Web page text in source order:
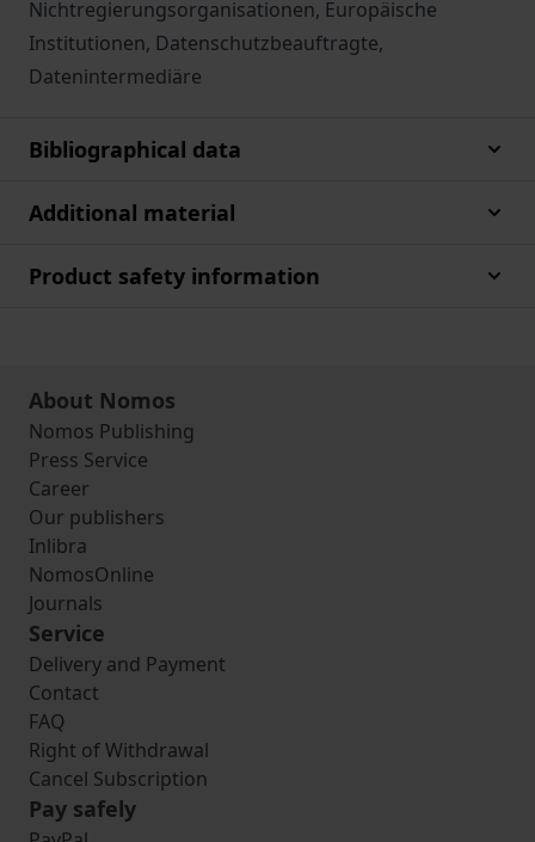
Nichtregierungsorganisationen, Europäische
Institutionen, Datenschutzbeauftragte,
Datenintermediäre
Bibliographical data
Additional material
Product safety information
About Nomos
Nomos Publishing
Press Service
Career
Our publishers
Inlibra
NomosOnline
Journals
Service
Delivery and Payment
Contact
FAQ
Right of Withdrawal
Cancel Subscription
Pay safely